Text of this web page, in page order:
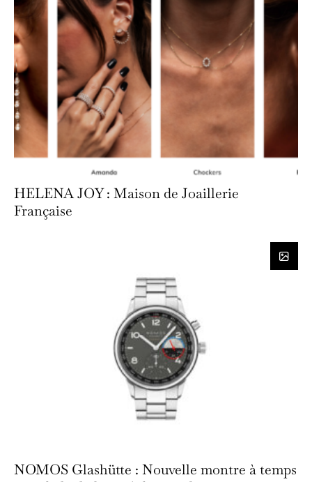
HELENA JOY : Maison de Joaillerie
Française
NOMOS Glashütte : Nouvelle montre à temps